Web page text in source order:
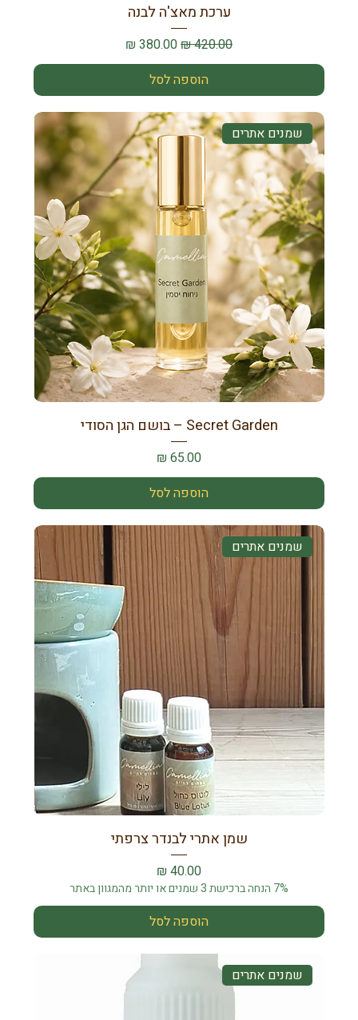
ערכת מאצ'ה לבנה
מחיר רגיל מחיר מבצע
הוספה לסל
שמנים אתרים
Secret Garden – בושם הגן הסודי
מחיר
הוספה לסל
שמנים אתרים
שמן אתרי לבנדר צרפתי
מחיר
7% הנחה ברכישת 3 שמנים או יותר מהמגוון באתר
הוספה לסל
שמנים אתרים